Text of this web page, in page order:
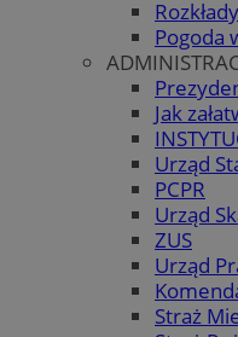
Pogoda
Jak
Urząd
PCPR
Urząd
ZUS
Urząd
Straż